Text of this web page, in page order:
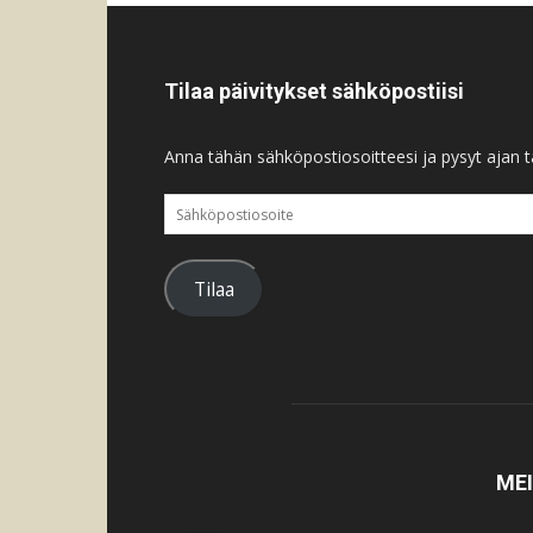
Tilaa päivitykset sähköpostiisi
Anna tähän sähköpostiosoitteesi ja pysyt ajan
Sähköpostiosoite
Tilaa